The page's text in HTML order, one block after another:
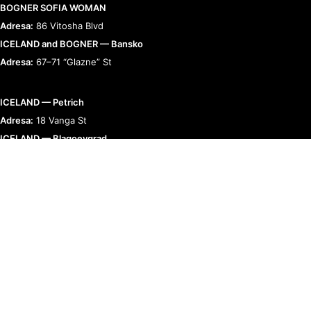
BOGNER SOFIA WOMAN
Adresa: 86 Vitosha Blvd
ICELAND and BOGNER — Bansko
Adresa: 67–71 “Glazne” St
ICELAND — Petrich
Adresa: 18 Vanga St
ICELAND — Blagoevgrad